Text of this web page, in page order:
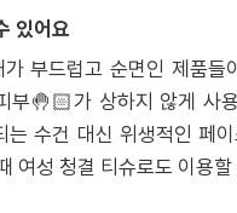
있어요
가 부드럽고 순면인 제품들
부🤚🏻가 상하지 않게 사
는 수건 대신 위생적인 페
여성 청결 티슈로도 이용